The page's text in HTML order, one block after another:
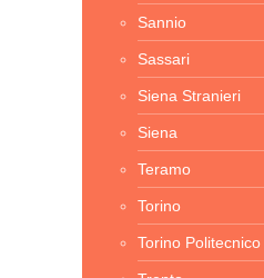
Sannio
Sassari
Siena Stranieri
Siena
Teramo
Torino
Torino Politecnico